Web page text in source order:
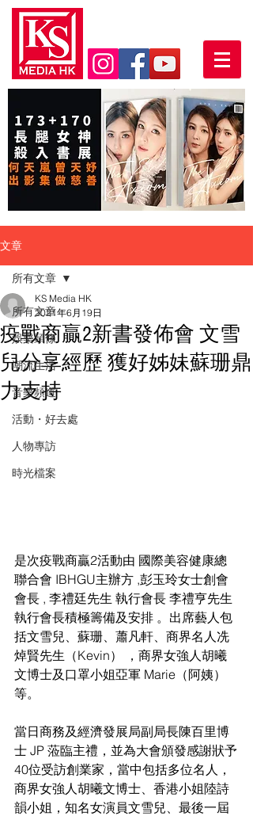
文章
所有文章
娛樂頭條
潮流生活
音樂頻道
活動・好去處
人物專訪
時光檔案
所有文章
疫戰商贏2新書發佈會 文雪
兒分享經歷 獲好姊妹蘇珊鼎
力支持
KS Media HK
2021年6月19日
是次疫戰商贏2活動由 國際美容健康總
聯合會 IBHGU主辦方 ,彭玉玲女士創會
會長 , 李禮廷先生 執行會長 李禮亨先生
執行會長積極籌備及安排 。出席藝人包
括文雪兒、蘇珊、蕭凡軒、商界名人冼
焯賢先生（Kevin） ，商界女強人胡曦
文博士及口罩小姐亞軍 Marie（阿姨）
等。
當日商務及經濟發展局副局長陳百里博
士 JP 蒞臨主禮，並為大會頒發感謝狀予
40位受訪創業家，當中包括多位名人，
商界女強人胡曦文博士、香港小姐陸詩
韻小姐，知名女演員文雪兒、最後一屆